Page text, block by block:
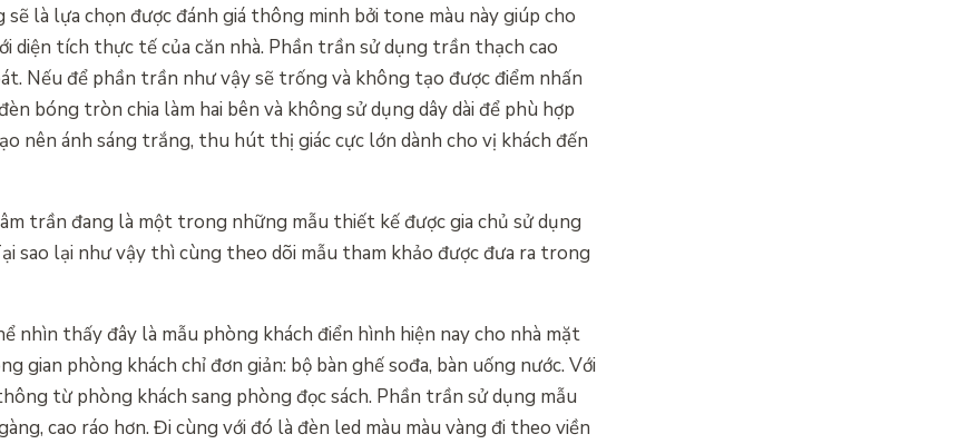
là lựa chọn được đánh giá thông minh bởi tone màu này giúp cho
diện tích thực tế của căn nhà. Phần trần sử dụng trần thạch cao
Nếu để phần trần như vậy sẽ trống và không tạo được điểm nhấn
bóng tròn chia làm hai bên và không sử dụng dây dài để phù hợp
nên ánh sáng trắng, thu hút thị giác cực lớn dành cho vị khách đến
trần đang là một trong những mẫu thiết kế được gia chủ sử dụng
sao lại như vậy thì cùng theo dõi mẫu tham khảo được đưa ra trong
nhìn thấy đây là mẫu phòng khách điển hình hiện nay cho nhà mặt
gian phòng khách chỉ đơn giản: bộ bàn ghế sođa, bàn uống nước. Với
từ phòng khách sang phòng đọc sách. Phần trần sử dụng mẫu
cao ráo hơn. Đi cùng với đó là đèn led màu màu vàng đi theo viền